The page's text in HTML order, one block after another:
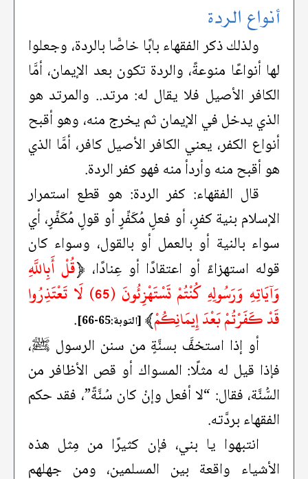
أنواع الردة
ولذلك ذكر الفقهاء بابًا خاصًّا بالردة، وجعلوا
لها أنواعًا منوعةً، والردة تكون بعد الإيمان، أمَّا
الكافر الأصيل فلا يقال له: مرتد.. والمرتد هو
الذي يدخل في الإيمان ثم يخرج منه، وهو أقبح
أنواع الكفر، يعني الكافر الأصيل كافر، أمَّا الذي
هو أقبح منه وأردأ منه فهو كفر الردة.
قال الفقهاء: كفر الردة: هو قطع استمرار
الإسلام بنية كفرٍ، أو فعلٍ مُكَفِّرٍ أو قولٍ مُكَفِّرٍ، أي
سواء بالنية أو بالعمل أو بالقول، وسواء كان
قوله استهزاءً أو اعتقادًا أو عِنادًا، ﴿قُلْ أَبِاللَّهِ
وَآيَاتِهِ وَرَسُولِهِ كُنْتُمْ تَسْتَهْزِئُونَ (65) لَا تَعْتَذِرُوا
قَدْ كَفَرْتُمْ بَعْدَ إِيمَانِكُمْ﴾ [التوبة:65-66]
.
أو إذا استخفَّ بسنَّةٍ من سنن الرسول ﷺ،
فإذا قيل له مثلًا: المسواك أو قص الأظافر من
السُّنَّة، فقال: “لا أفعل وإنْ كان سُنَّةً”، فقد حكم
الفقهاء بردَّته.
انتبهوا يا بني، فإن كثيرًا من مِثل هذه
الأشياء واقعة بين المسلمين، ومن جهلهم